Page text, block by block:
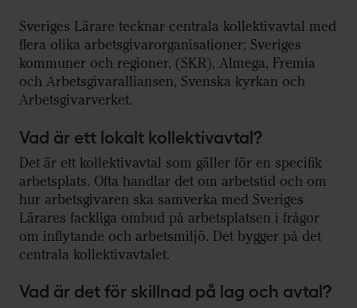
Sveriges Lärare tecknar centrala kollektivavtal med
flera olika arbetsgivarorganisationer; Sveriges
kommuner och regioner, (SKR), Almega, Fremia
och Arbetsgivaralliansen, Svenska kyrkan och
Arbetsgivarverket.
Vad är ett lokalt kollektivavtal?
Det är ett kollektivavtal som gäller för en specifik
arbetsplats. Ofta handlar det om arbetstid och om
hur arbetsgivaren ska samverka med Sveriges
Lärares fackliga ombud på arbetsplatsen i frågor
om inflytande och arbetsmiljö. Det bygger på det
centrala kollektivavtalet.
Vad är det för skillnad på lag och avtal?